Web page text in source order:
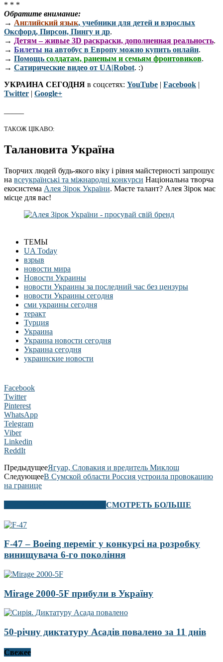
* * *
Обратите внимание:
→ Английский язык, учебники для детей и взрослых
Оксфорд, Пирсон, Пингу и др.
→ Детям – живые 3D раскраски, дополненная реальность.
→ Билеты на автобус в Европу можно купить онлайн.
→ Помощь солдатам, раненым и семьям фронтовиков.
→ Сатирические видео от UA|Robot. :)
УКРАИНА СЕГОДНЯ в соцсетях: YouTube | Facebook |
Twitter | Google+
ТАКОЖ ЦІКАВО:
Талановита Україна
Творчих людей будь-якого віку і рівня майстерності запрошує
на всеукраїнські та міжнародні конкурси Національна творча
екосистема Алея Зірок України. Маєте талант? Алея Зірок має
місце для вас!
ТЕМЫ
UA Today
взрыв
новости мира
Новости Украины
новости Украины за последний час без цензуры
новости Украины сегодня
сми украины сегодня
теракт
Турция
Украина
Украина новости сегодня
Украина сегодня
украинские новости
Facebook
Twitter
Pinterest
WhatsApp
Telegram
Viber
Linkedin
ReddIt
ПредыдущееЯгуар, Словакия и вредитель Миклош
СледующееВ Сумской области Россия устроила провокацию
на границе
СМОТРЕТЬ БОЛЬШЕ
F-47 – Boeing переміг у конкурсі на розробку
винищувача 6-го покоління
Mirage 2000-5F прибули в Україну
50-річну диктатуру Асадів повалено за 11 днів
Свежее